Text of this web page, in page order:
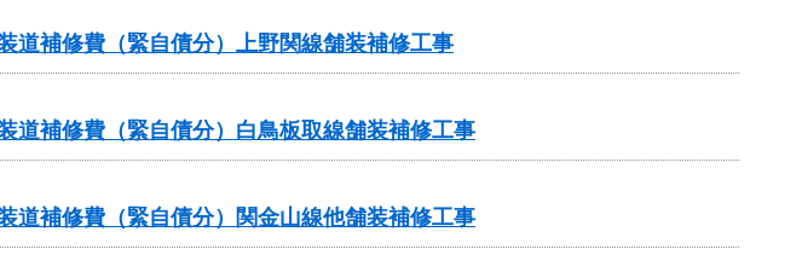
道補修費（緊自債分）上野関線舗装補修工事
道補修費（緊自債分）白鳥板取線舗装補修工事
道補修費（緊自債分）関金山線他舗装補修工事